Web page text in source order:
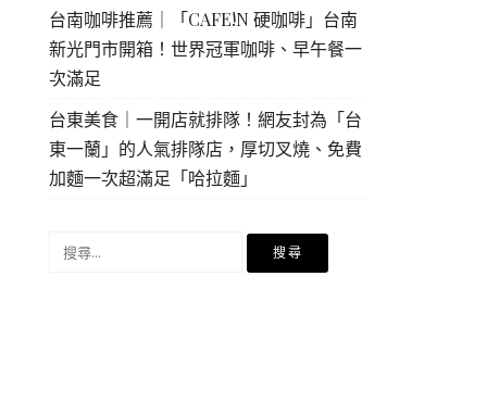
台南咖啡推薦｜「CAFE!N 硬咖啡」台南
新光門市開箱！世界冠軍咖啡、早午餐一
次滿足
台東美食｜一開店就排隊！網友封為「台
東一蘭」的人氣排隊店，厚切叉燒、免費
加麵一次超滿足「哈拉麵」